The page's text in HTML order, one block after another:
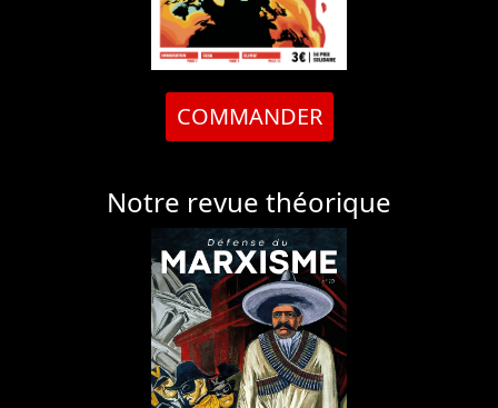
COMMANDER
Notre revue théorique